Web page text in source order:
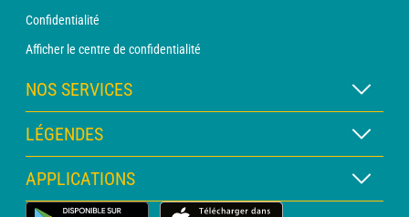
Confidentialité
Afficher le centre de confidentialité
NOS SERVICES
Abonnement METEO Xpert
Abonnement METEO PRO
Consultation avec un prévisionniste
LÉGENDES
Légende des cartes
Légende des pictogrammes
APPLICATIONS